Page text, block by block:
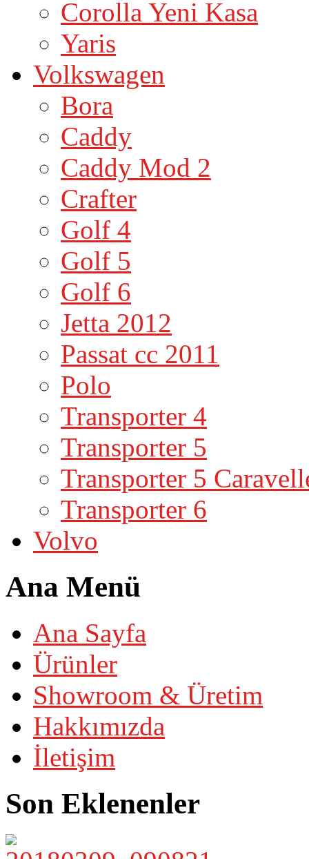
Corolla Yeni Kasa
Yaris
Volkswagen
Bora
Caddy
Caddy Mod 2
Crafter
Golf 4
Golf 5
Golf 6
Jetta 2012
Passat cc 2011
Polo
Transporter 4
Transporter 5
Transporter 5
Transporter 6
Volvo
Ana Menü
Ana Sayfa
Ürünler
Showroom & Üretim
Hakkımızda
İletişim
Son Eklenenler